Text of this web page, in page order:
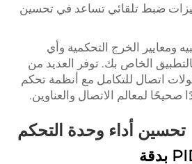
ضبط تلقائي تساعد في تحسين
ومعايير الخرج التحكمية وأي
الخاص بك. توفر العديد من
اتصال للتكامل مع أنظمة تحكم
صحيحًا لمعالم الاتصال والعناوين.
تحسين أداء وحدة التحكم